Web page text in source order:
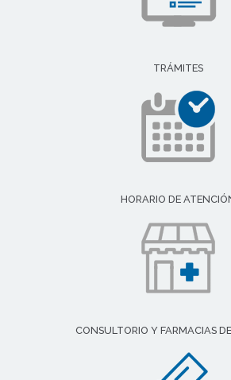
TRÁMITES
HORARIO DE
CONSULTORIO Y FARMACIAS